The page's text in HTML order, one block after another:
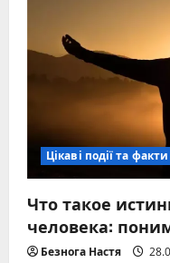
Цікаві події та факти
Что такое
человека:
Безнога Настя